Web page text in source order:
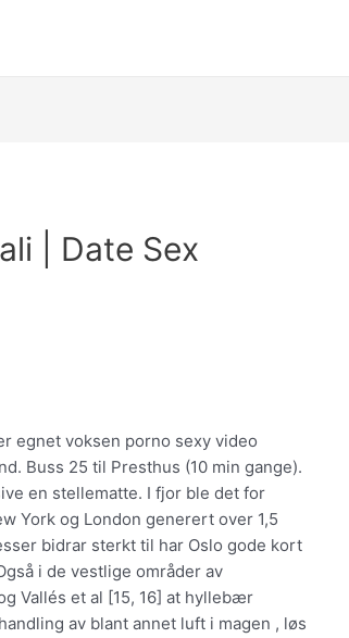
| Date Sex
egnet voksen porno sexy video
Buss 25 til Presthus (10 min gange).
en stellematte. I fjor ble det for
York og London generert over 1,5
bidrar sterkt til har Oslo gode kort
i de vestlige områder av
Vallés et al [15, 16] at hyllebær
av blant annet luft i magen , løs